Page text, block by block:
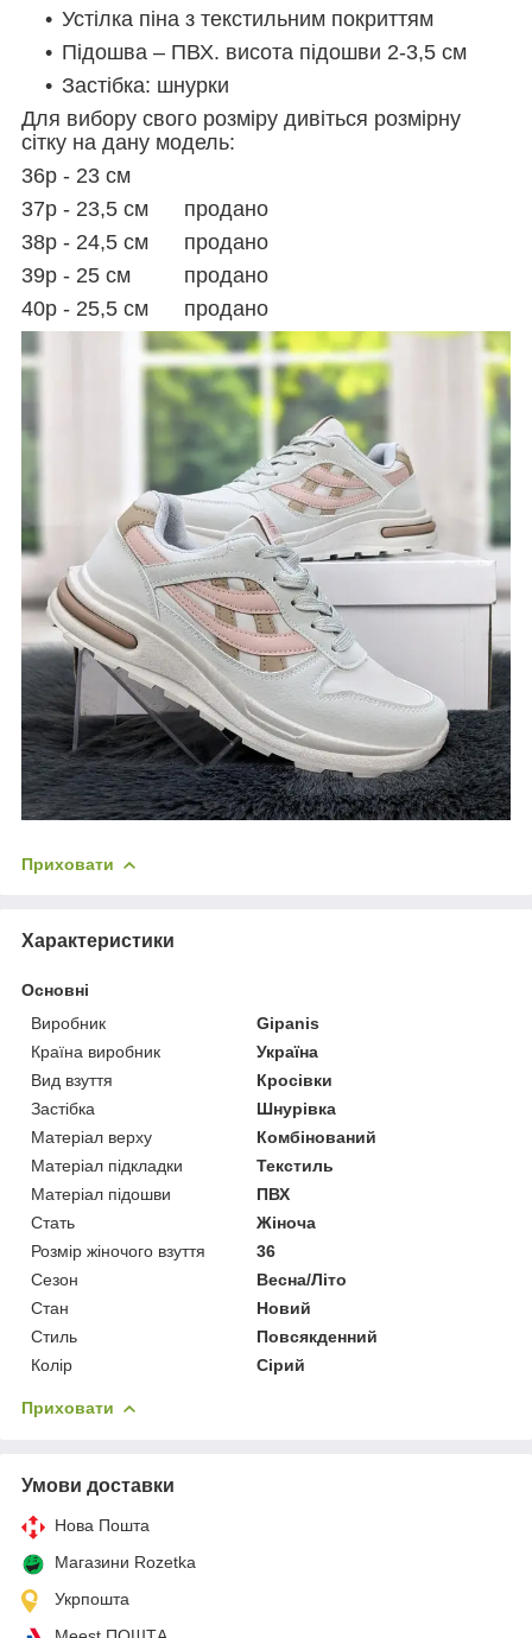
Устілка піна з текстильним покриттям
Підошва – ПВХ. висота підошви 2-3,5 см
Застібка: шнурки
Для вибору свого розміру дивіться розмірну
сітку на дану модель:
36р - 23 см
37р - 23,5 см продано
38р - 24,5 см продано
39р - 25 см продано
40р - 25,5 см продано
Приховати
Характеристики
Основні
Виробник
Gipanis
Країна виробник
Україна
Вид взуття
Кросівки
Застібка
Шнурівка
Матеріал верху
Комбінований
Матеріал підкладки
Текстиль
Матеріал підошви
ПВХ
Стать
Жіноча
Розмір жіночого взуття
36
Сезон
Весна/Літо
Стан
Новий
Стиль
Повсякденний
Колір
Сірий
Приховати
Умови доставки
Нова Пошта
Магазини Rozetka
Укрпошта